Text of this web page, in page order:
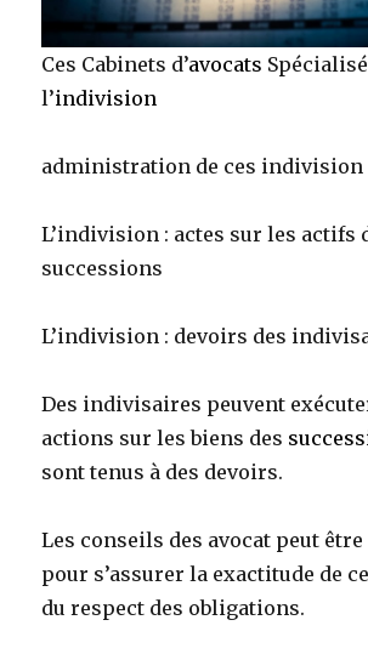
Ces Cabinets d’avocats
l’indivision
administration de ces indivision
L’indivision : actes sur les actifs
successions
L’indivision : devoirs des
Des indivisaires peuvent
actions sur les biens des
sont tenus à des devoirs.
Les conseils des avocat peut
pour s’assurer la exactitude de
du respect des obligations.